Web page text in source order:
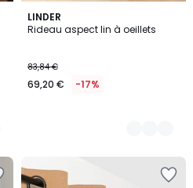
LINDER
Rideau aspect lin à oeillets
83,84 €
69,20 € -17%
6
Couleurs